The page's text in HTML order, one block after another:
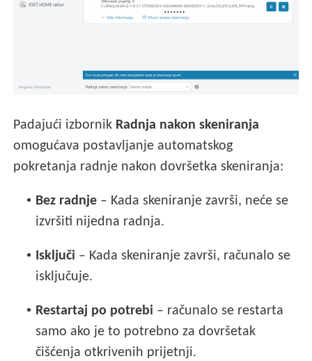
Padajući izbornik Radnja nakon skeniranja
omogućava postavljanje automatskog
pokretanja radnje nakon dovršetka skeniranja:
• Bez radnje – Kada skeniranje završi, neće se
izvršiti nijedna radnja.
• Isključi – Kada skeniranje završi, računalo se
isključuje.
• Restartaj po potrebi – računalo se restarta
samo ako je to potrebno za dovršetak
čišćenja otkrivenih prijetnji.